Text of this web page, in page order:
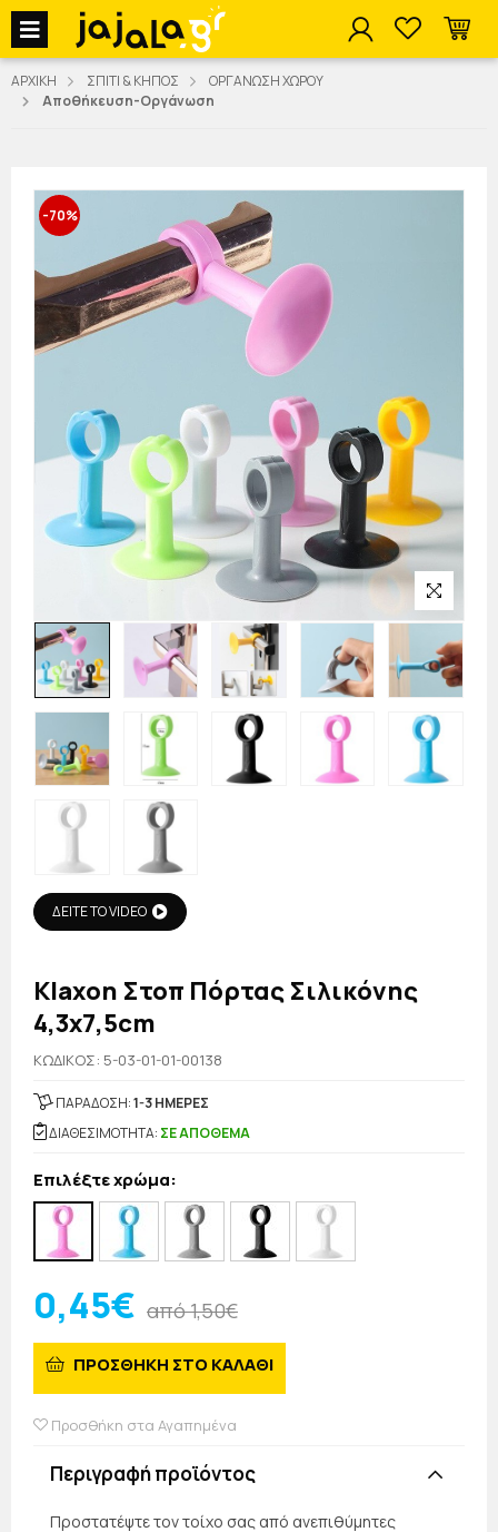
jajala Menu
ΑΡΧΙΚΗ ΣΠΙΤΙ & ΚΗΠΟΣ
ΟΡΓΑΝΩΣΗ ΧΩΡΟΥ
Αποθήκευση-Οργάνωση
-70%
ΔΕΙΤΕ ΤΟ VIDEO
Klaxon Στοπ Πόρτας Σιλικόνης
4,3x7,5cm
KΩΔΙΚΟΣ: 5-03-01-01-00138
ΠΑΡΑΔΟΣΗ:1-3 ΗΜΕΡΕΣ
ΔΙΑΘΕΣΙΜΟΤΗΤΑ: ΣΕ ΑΠΟΘΕΜΑ
Επιλέξτε χρώμα:
0,45€ από 1,50€
ΠΡΟΣΘΗΚΗ ΣΤΟ ΚΑΛΑΘΙ
Προσθήκη στα Αγαπημένα
Περιγραφή προϊόντος
Προστατέψτε τον τοίχο σας από ανεπιθύμητες